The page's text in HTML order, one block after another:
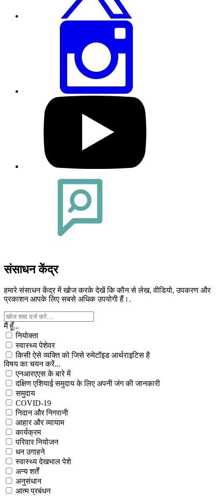
प्रोफाइल
संसाधन केंद्र
हमारे संसाधन केंद्र में खोज करके देखें कि कौन से लेख, वीडियो, उपकरण और
प्रकाशन आपके लिए सबसे अधिक उपयोगी हैं।.
मैं हूँ...
नियोक्ता
स्वास्थ्य पेशेवर
किसी ऐसे व्यक्ति को जिसे रुमेटॉइड आर्थराइटिस है
विषय का चयन करें...
एनआरएएस के बारे में
दक्षिण एशियाई समुदाय के लिए अपनी जंग की जानकारी
समुदाय
COVID-19
निदान और निगरानी
आहार और व्यायाम
कार्यक्रम
परिवार नियोजन
धन उगाहने
स्वास्थ्य देखभाल पेशे
अन्य शर्तें
अनुसंधान
आत्म प्रबंधन